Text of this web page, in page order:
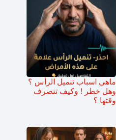
ماهي اسباب تنميل الرأس ؟
وهل خطر ! وكيف تتصرف
وقتها ؟